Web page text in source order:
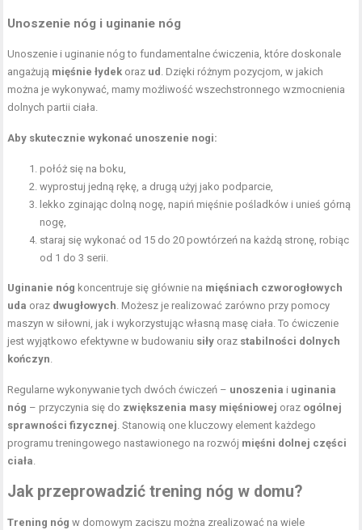
Unoszenie nóg i uginanie nóg
Unoszenie i uginanie nóg to fundamentalne ćwiczenia, które doskonale
angażują mięśnie łydek oraz ud . Dzięki różnym pozycjom, w jakich
można je wykonywać, mamy możliwość wszechstronnego wzmocnienia
dolnych partii ciała.
Aby skutecznie wykonać unoszenie nogi:
połóż się na boku,
wyprostuj jedną rękę, a drugą użyj jako podparcie,
lekko zginając dolną nogę, napiń mięśnie pośladków i unieś górną
nogę,
staraj się wykonać od 15 do 20 powtórzeń na każdą stronę, robiąc
od 1 do 3 serii.
Uginanie nóg koncentruje się głównie na mięśniach czworogłowych
uda oraz dwugłowych. Możesz je realizować zarówno przy pomocy
maszyn w siłowni, jak i wykorzystując własną masę ciała. To ćwiczenie
jest wyjątkowo efektywne w budowaniu siły oraz stabilności dolnych
kończyn.
Regularne wykonywanie tych dwóch ćwiczeń – unoszenia i uginania
nóg – przyczynia się do zwiększenia masy mięśniowej oraz ogólnej
sprawności fizycznej. Stanowią one kluczowy element każdego
programu treningowego nastawionego na rozwój mięśni dolnej części
ciała.
Jak przeprowadzić trening nóg w domu?
Trening nóg w domowym zaciszu można zrealizować na wiele